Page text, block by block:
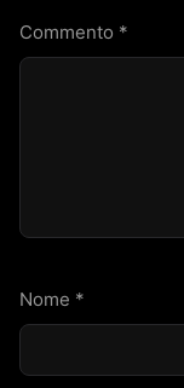
Commento *
Nome *